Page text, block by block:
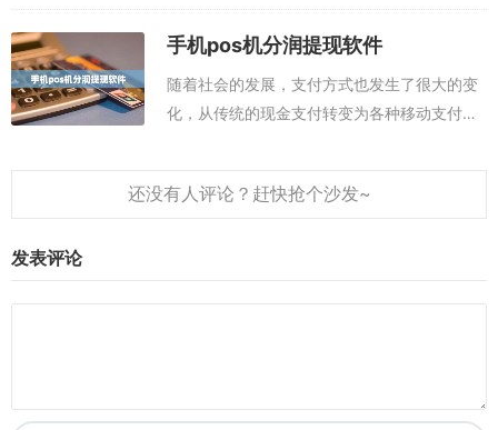
示的问题，让消费者很是头疼。本文下面为大
家分享五款可以刷信用卡的app，任意一...
手机pos机分润提现软件
随着社会的发展，支付方式也发生了很大的变
化，从传统的现金支付转变为各种移动支付方
POS机分润提现软件也慢慢进入我们的视野，
它不仅为消费者提供更便捷的支付方式，而
发表评论